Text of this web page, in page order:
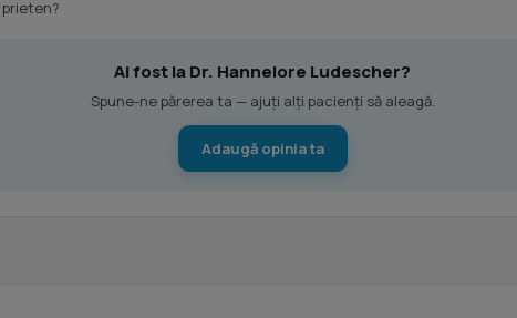
Ai fost la Dr. Hannelore Ludescher?
Spune-ne părerea ta — ajuți alți pacienți să aleagă.
Adaugă opinia ta